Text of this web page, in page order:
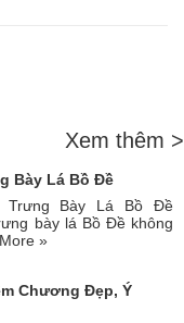
Xem thêm >
Bày Lá Bồ Đề
Trưng Bày Lá Bồ Đề
bày lá Bồ Đề không
»
Chương Đẹp, Ý